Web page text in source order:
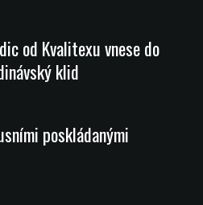
od Kvalitexu vnese do
klid
poskládanými